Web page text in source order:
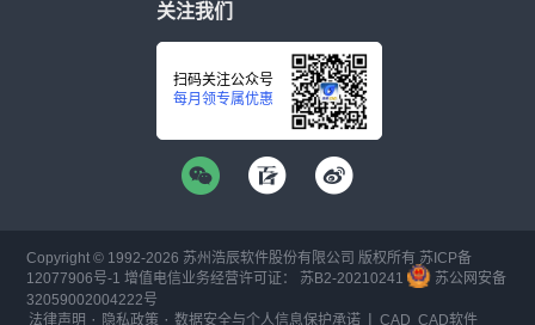
关注我们
扫码关注公众号
每月领专属优惠
Copyright © 1992-2026 苏州浩辰软件股份有限公司 版权所有 苏ICP备
12077906号-1 增值电信业务经营许可证： 苏B2-20210241
苏公网安备
32059002004222号
法律声明 · 隐私政策 ·数据安全与个人信息保护承诺 | CAD CAD软件